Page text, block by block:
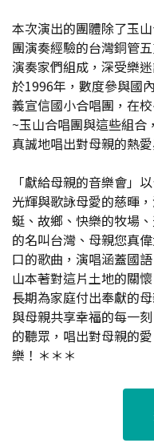
本次演出的團體除了玉
團演奏經驗的台灣銅管
演奏家們組成，深受樂
於1996年，數度參與國
義宣信國小合唱團，在
~玉山合唱團與這些組合
真誠地唱出對母親的熱愛
「獻給母親的音樂會」
光輝與歌詠母愛的慈暉
蜓、故鄉、快樂的牧場
的名叫台灣、母親您真
口的歌曲，演唱涵蓋國
山本著對這片土地的關
長期為家庭付出奉獻的
與母親共享幸福的每一
的聽眾，唱出對母親的
樂！＊＊＊